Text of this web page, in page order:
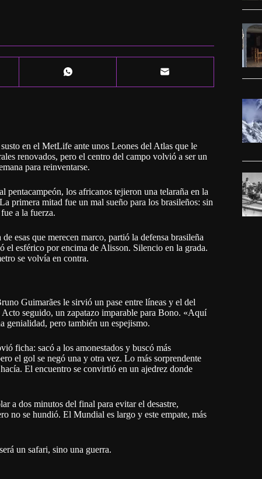
en el MetLife ante unos Leones del Atlas que le
renovados, pero el centro del campo volvió a ser un
para reinventarse.
los africanos tejieron una telaraña en la
primera mitad fue un mal sueño para los brasileños: sin
a la fuerza.
esas que merecen marco, partió la defensa brasileña
el esférico por encima de Alisson. Silencio en la grada.
se volvía en contra.
Guimarães le sirvió un pase entre líneas y el del
seguido, un zapatazo imparable para Bono. «Aquí
genialidad, pero también un espejismo.
ficha: sacó a los amonestados y buscó más
el gol se negó una y otra vez. Lo más sorprendente
El encuentro se convirtió en un ajedrez donde
a dos minutos del final para evitar el desastre,
no se hundió. El Mundial es largo y este empate, más
un safari, sino una guerra.